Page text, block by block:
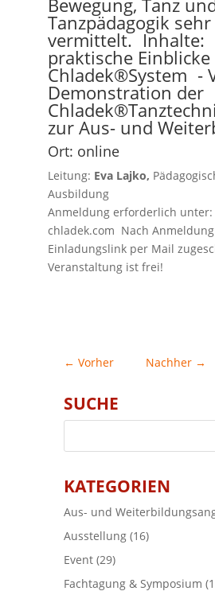
Tanzpädagogik
vermittelt. Inhalte:
praktische
Chladek®System -
Demonstration der
zur Aus- und
Ort: online
Leitung: Eva Lajko,
Ausbildung
Anmeldung erforderlich unter:
chladek.com Nach
Einladungslink per Mail
Veranstaltung ist frei!
← Vorher Nachher →
SUCHE
KATEGORIEN
Aus- und
Ausstellung (16)
Event (29)
Fachtagung & Symposium